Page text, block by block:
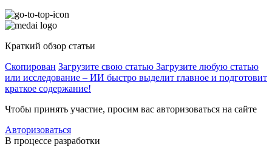
Краткий обзор статьи
Скопирован Загрузите свою статью Загрузите любую статью
или исследование – ИИ быстро выделит главное и подготовит
краткое содержание!
Чтобы принять участие, просим вас авторизоваться на сайте
Авторизоваться
В процессе разработки